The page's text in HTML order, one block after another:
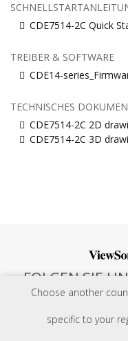
Choose another
specific to your
CDE7514-2C Quick
TREIBER & SOFTWARE
CDE14-
TECHNISCHES
CDE7514-2C 2D
CDE7514-2C 3D
FOLGEN SIE